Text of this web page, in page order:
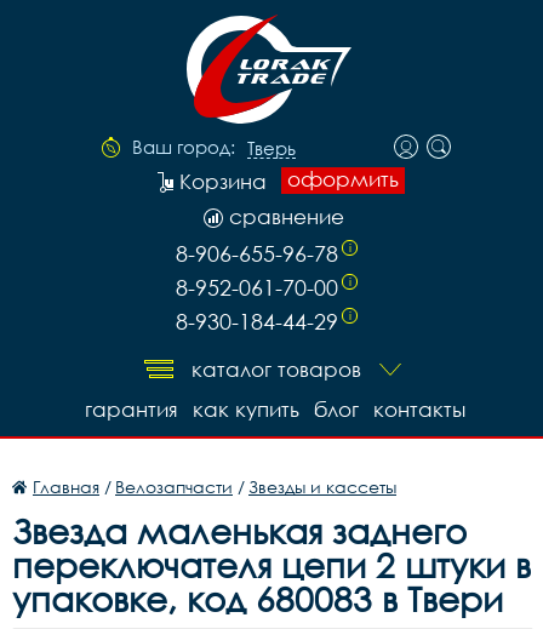
Ваш город: Тверь
оформить
Корзина
сравнение
8-906-655-96-78 i
8-952-061-70-00 i
8-930-184-44-29 i
каталог товаров
контакты
блог
как купить
гарантия
Главная / Велозапчасти / Звезды и кассеты
Звезда маленькая заднего
переключателя цепи 2 штуки в
упаковке, код 680083 в Твери